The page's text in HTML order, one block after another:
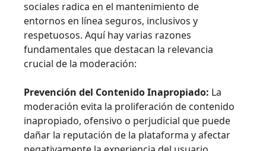
sociales radica en el mantenimiento de
entornos en línea seguros, inclusivos y
respetuosos. Aquí hay varias razones
fundamentales que destacan la relevancia
crucial de la moderación:
Prevención del Contenido Inapropiado: La
moderación evita la proliferación de contenido
inapropiado, ofensivo o perjudicial que puede
dañar la reputación de la plataforma y afectar